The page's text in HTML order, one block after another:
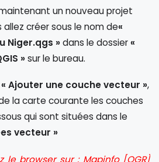
un nouveau projet
allez créer sous le nom de«
Niger.qgs »dans le dossier«
»sur le bureau.
« Ajouter une couche vecteur »,
la carte courante les couches
qui sont situées dans le
vecteur »
le browser sur : Mapinfo [OGR]